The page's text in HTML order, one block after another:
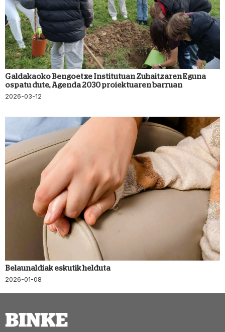
Galdakaoko Bengoetxe Institutuan Zuhaitzaren Eguna
ospatu dute, Agenda 2030 proiektuaren barruan
2026-03-12
Belaunaldiak eskutik helduta
2026-01-08